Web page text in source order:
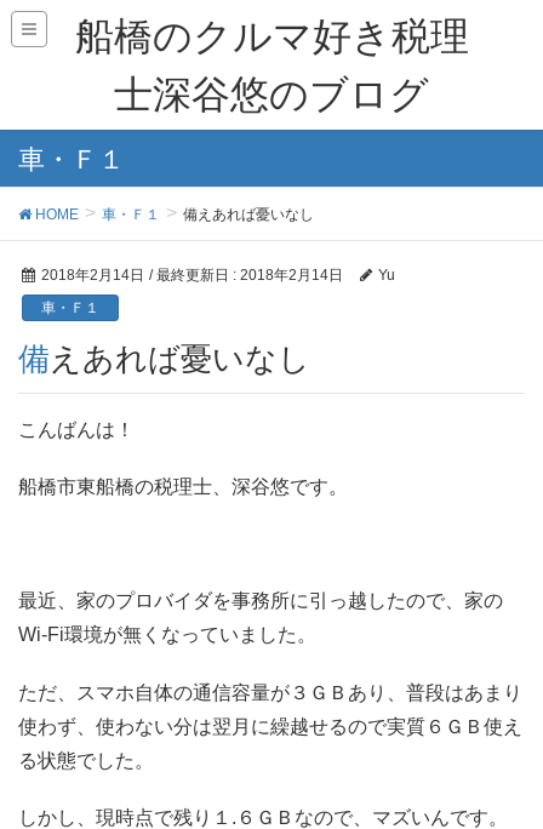
船橋のクルマ好き税理
士深谷悠のブログ
車・Ｆ１
HOME 車・Ｆ１ 備えあれば憂いなし
2018年2月14日 / 最終更新日 : 2018年2月14日
Yu
車・Ｆ１
備えあれば憂いなし
こんばんは！
船橋市東船橋の税理士、深谷悠です。
最近、家のプロバイダを事務所に引っ越したので、家の
Wi-Fi環境が無くなっていました。
ただ、スマホ自体の通信容量が３ＧＢあり、普段はあまり
使わず、使わない分は翌月に繰越せるので実質６ＧＢ使え
る状態でした。
しかし、現時点で残り１.６ＧＢなので、マズいんです。